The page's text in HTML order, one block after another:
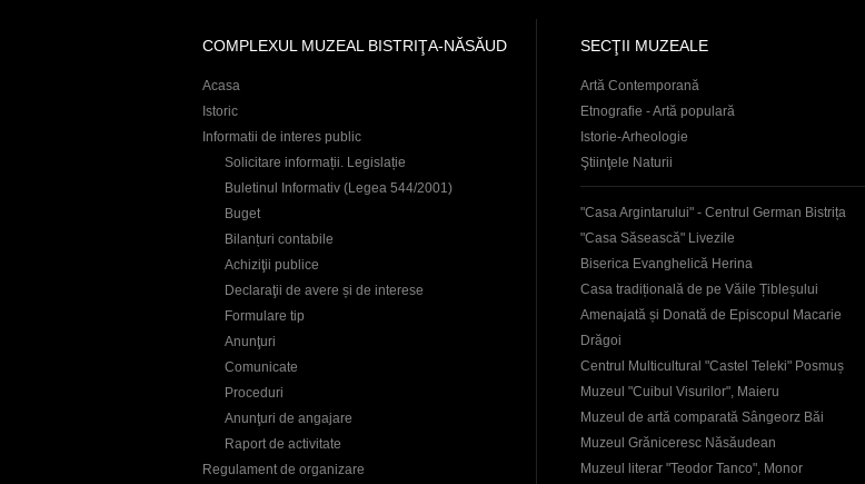
COMPLEXUL MUZEAL BISTRIŢA-NĂSĂUD
Acasa
Istoric
Informatii de interes public
Solicitare informații. Legislație
Buletinul Informativ (Legea 544/2001)
Buget
Bilanțuri contabile
Achiziţii publice
Declaraţii de avere și de interese
Formulare tip
Anunţuri
Comunicate
Proceduri
Anunţuri de angajare
Raport de activitate
Regulament de organizare
SECŢII MUZEALE
Artă Contemporană
Etnografie - Artă populară
Istorie-Arheologie
Ştiinţele Naturii
"Casa Argintarului" - Centrul German Bistrița
"Casa Săsească" Livezile
Biserica Evanghelică Herina
Casa tradițională de pe Văile Țibleșului
Amenajată și Donată de Episcopul Macarie
Drăgoi
Centrul Multicultural "Castel Teleki" Posmuș
Muzeul "Cuibul Visurilor", Maieru
Muzeul de artă comparată Sângeorz Băi
Muzeul Grăniceresc Năsăudean
Muzeul literar "Teodor Tanco", Monor